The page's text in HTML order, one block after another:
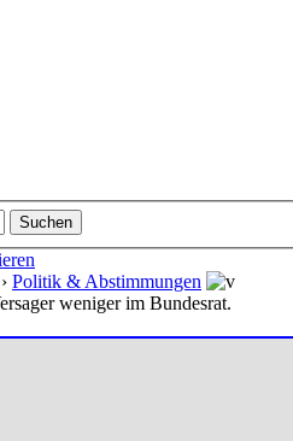
› Politik & Abstimmungen
weniger im Bundesrat.